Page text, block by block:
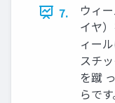
7.
ウィ
イヤ
ィー
スチ
を蹴
らです